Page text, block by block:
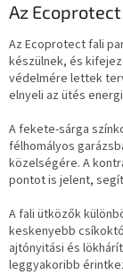
Az
Az Ecoprotect fali
készülnek, és
védelmére lettek
elnyeli az ütés
A fekete-sárga
félhomályos
közelségére. A
pontot is jelent,
A fali ütközők
keskenyebb
ajtónyitási és
leggyakoribb